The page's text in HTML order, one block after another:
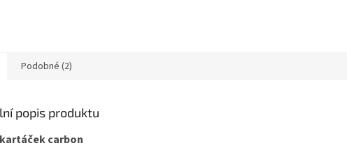
Podobné (2)
popis produktu
carbon